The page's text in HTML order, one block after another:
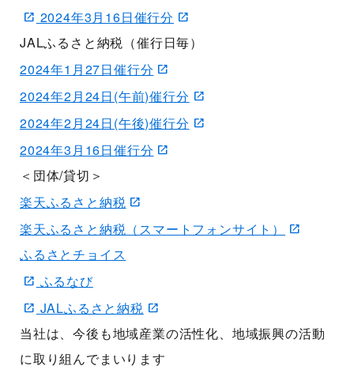
2024年3月16日催行分
JALふるさと納税（催行日毎）
2024年1月27日催行分
2024年2月24日(午前)催行分
2024年2月24日(午後)催行分
2024年3月16日催行分
＜団体/貸切＞
楽天ふるさと納税
楽天ふるさと納税（スマートフォンサイト）
ふるさとチョイス
ふるなび
JALふるさと納税
当社は、今後も地域産業の活性化、地域振興の活動
に取り組んでまいります